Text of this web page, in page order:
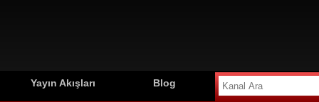
Yayın Akışları Blog